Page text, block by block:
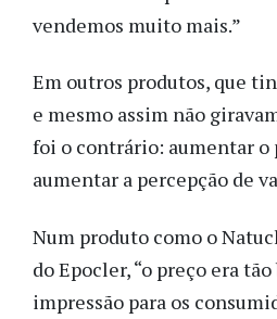
vendemos muito mais.”
Em outros produtos, que
e mesmo assim não
foi o contrário: aumentar o
aumentar a percepção de
Num produto como o
do Epocler, “o preço era tão
impressão para os